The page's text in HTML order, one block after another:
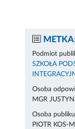
Podmiot
SZKOŁA
Osoba
MGR
Osoba
PIOTR KOS-